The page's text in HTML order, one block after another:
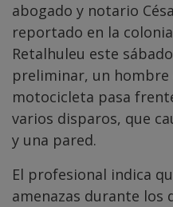
abogado y notario
reportado en la
Retalhuleu este
preliminar, un hombre
motocicleta pasa
varios disparos, que
y una pared.
El profesional indica
amenazas durante los